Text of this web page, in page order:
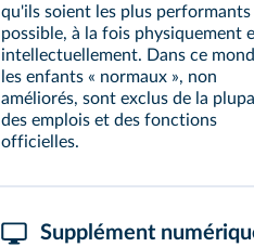
qu'ils soient les plus performants
possible, à la fois physiquement
intellectuellement. Dans ce
les enfants « normaux », non
améliorés, sont exclus de la
des emplois et des fonctions
officielles.
Supplément